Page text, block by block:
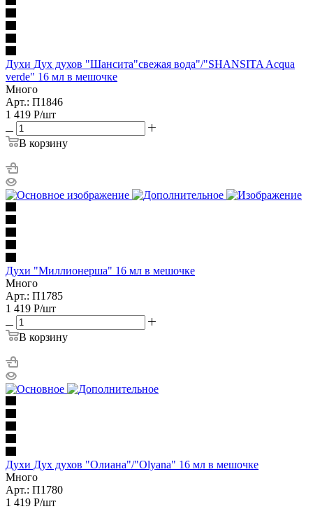
Духи Дух духов "Шансита"свежая вода"/"SHANSITA Acqua
verde" 16 мл в мешочке
Много
Арт.: П1846
1 419 Р/шт
В корзину
Духи "Миллионерша" 16 мл в мешочке
Много
Арт.: П1785
1 419 Р/шт
В корзину
Духи Дух духов "Олиана"/"Olyana" 16 мл в мешочке
Много
Арт.: П1780
1 419 Р/шт